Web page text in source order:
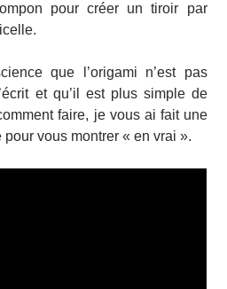
pour créer un tiroir par
que l’origami n’est pas
et qu’il est plus simple de
faire, je vous ai fait une
vous montrer « en vrai ».